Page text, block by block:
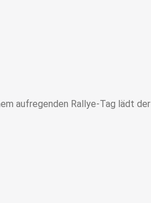
aufregenden Rallye-Tag lädt der